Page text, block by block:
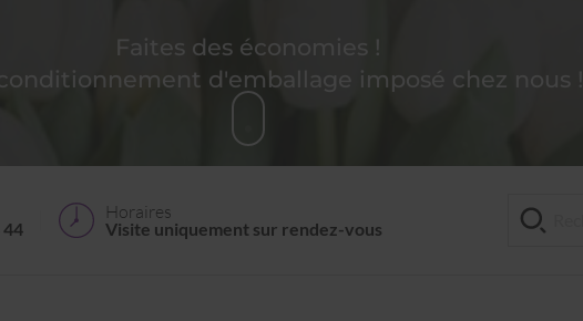
Faites des économies !
d'emballage imposé chez nous !
44
Horaires
Visite uniquement sur rendez-vous